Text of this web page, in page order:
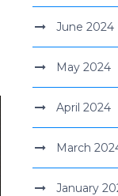
June 2024
May 2024
April 2024
March
January